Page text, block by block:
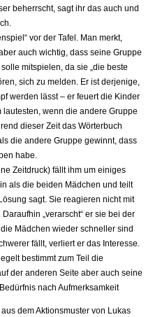
beherrscht, sagt ihr das auch und
vor der Tafel. Man merkt,
auch wichtig, dass seine Gruppe
mitspielen, da sie „die beste
sich zu melden. Er ist derjenige,
werden lässt – er feuert die Kinder
wenn die andere Gruppe
dieser Zeit das Wörterbuch
die andere Gruppe gewinnt, dass
habe.
Zeitdruck) fällt ihm um einiges
als die beiden Mädchen und teilt
sagt. Sie reagieren nicht mit
„verarscht“ er sie bei der
Mädchen wieder schneller sind
fällt, verliert er das Interesse.
bestimmt zum Teil die
der anderen Seite aber auch seine
nach Aufmerksamkeit
dem Aktionsmuster von Lukas